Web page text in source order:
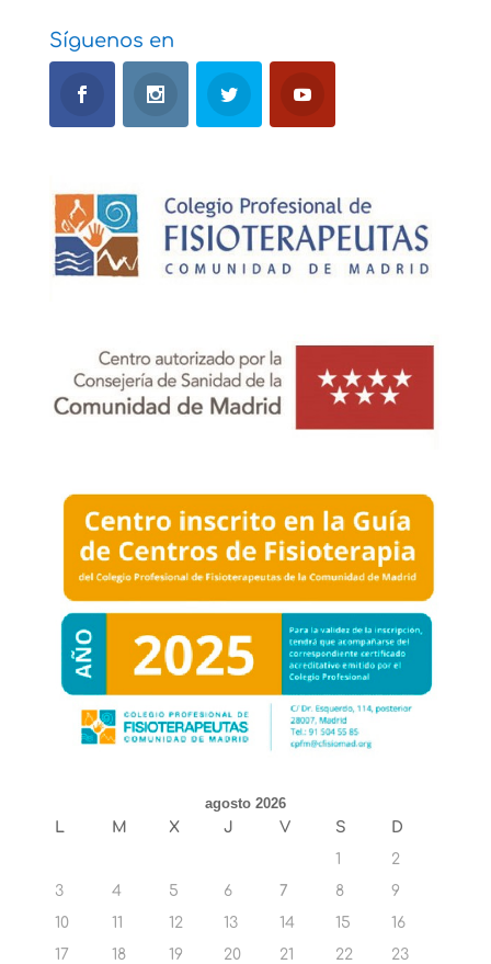
Síguenos en
agosto 2026
L
M X J V S
D
1
2
3
4 5 6 7 8
9
10
11 12 13 14 15
16
17
18 19 20 21 22
23